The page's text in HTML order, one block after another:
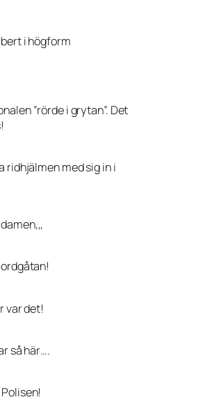
i högform
”rörde i grytan”. Det
ridhjälmen med sig in i
var det!
så här….